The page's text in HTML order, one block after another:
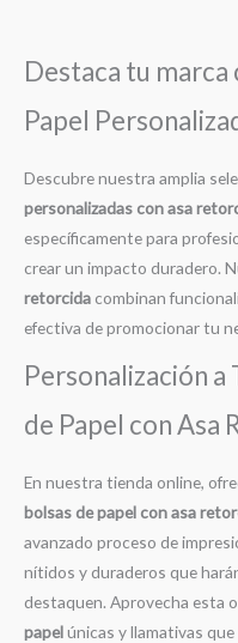
Destaca tu marca
Papel
Descubre nuestra amplia
personalizadas con asa
específicamente para
crear un impacto duradero.
retorcida combinan
efectiva de promocionar tu
Personalización a
de Papel con Asa
En nuestra tienda online,
bolsas de papel con asa
avanzado proceso de
nítidos y duraderos que
destaquen. Aprovecha esta
papelúnicas y llamativas